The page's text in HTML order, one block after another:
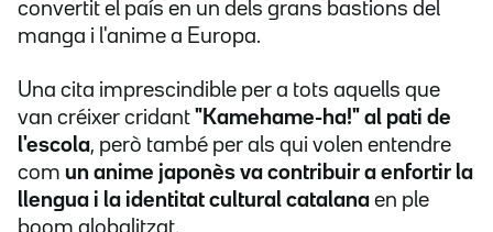
convertit el país en un dels grans bastions del
manga i l'anime a Europa.
Una cita imprescindible per a tots aquells que
van créixer cridant "Kamehame-ha!" al pati de
l'escola, però també per als qui volen entendre
com un anime japonès va contribuir a enfortir la
llengua i la identitat cultural catalana en ple
boom globalitzat.